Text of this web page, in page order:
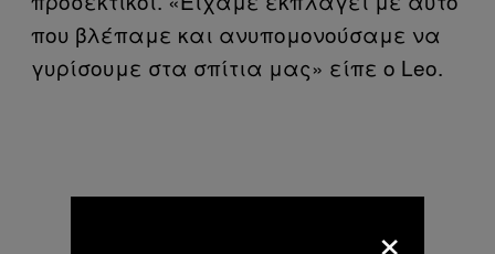
που βλέπαμε και ανυπομονούσαμε να
γυρίσουμε στα σπίτια μας» είπε ο Leo.
×